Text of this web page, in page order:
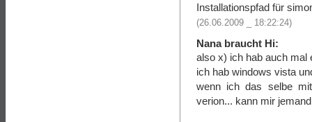
Installationspfad für
(26.06.2009 _ 18:22:24)
Nana braucht Hi:
also x) ich hab auch mal
ich hab windows vista
wenn ich das selbe
verion... kann mir